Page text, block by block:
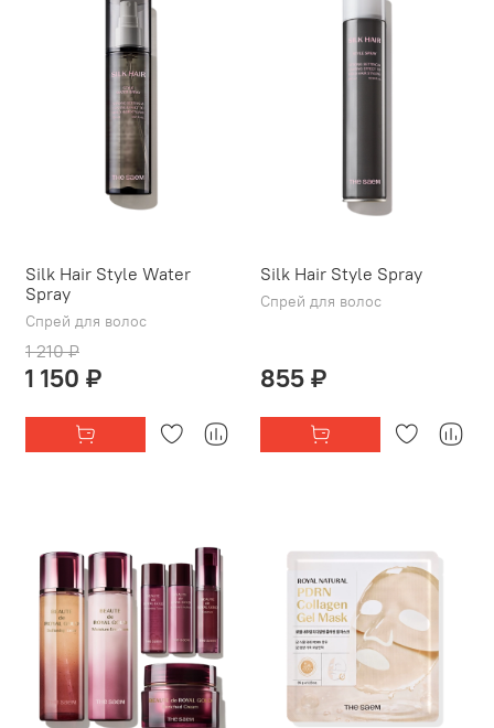
Silk Hair Style Water
Spray
Спрей для волос
1 210 ₽
1 150 ₽
Silk Hair Style Spray
Спрей для волос
855 ₽